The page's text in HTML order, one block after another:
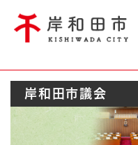
Foreign language
やさしい日本語
防災・緊急情報
ハザードマップ
岸和田市議会